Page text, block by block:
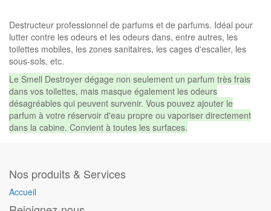
Destructeur professionnel de parfums et de parfums. Idéal pour
lutter contre les odeurs et les odeurs dans, entre autres, les
toilettes mobiles, les zones sanitaires, les cages d'escalier, les
sous-sols, etc.
Le Smell Destroyer dégage non seulement un parfum très frais
dans vos toilettes, mais masque également les odeurs
désagréables qui peuvent survenir. Vous pouvez ajouter le
parfum à votre réservoir d'eau propre ou vaporiser directement
dans la cabine. Convient à toutes les surfaces.
Nos produits & Services
Accueil